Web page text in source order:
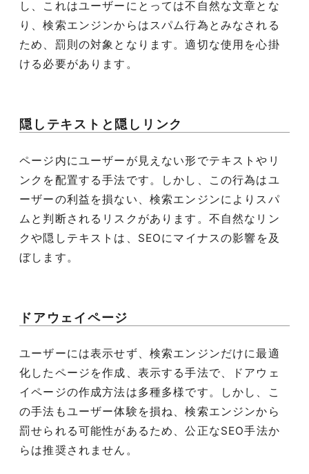
し、これはユーザーにとっては不自然な文章とな
り、検索エンジンからはスパム行為とみなされる
ため、罰則の対象となります。適切な使用を心掛
ける必要があります。
隠しテキストと隠しリンク
ページ内にユーザーが見えない形でテキストやリ
ンクを配置する手法です。しかし、この行為はユ
ーザーの利益を損ない、検索エンジンによりスパ
ムと判断されるリスクがあります。不自然なリン
クや隠しテキストは、SEOにマイナスの影響を及
ぼします。
ドアウェイページ
ユーザーには表示せず、検索エンジンだけに最適
化したページを作成、表示する手法で、ドアウェ
イページの作成方法は多種多様です。しかし、こ
の手法もユーザー体験を損ね、検索エンジンから
罰せられる可能性があるため、公正なSEO手法か
らは推奨されません。